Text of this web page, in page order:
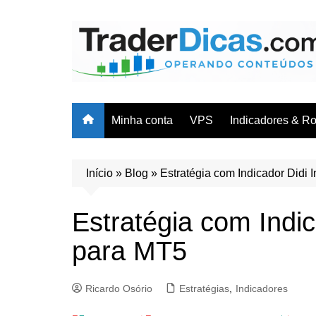
Minha conta VPS Indicadores &
Indicadores
Planilhas
Início » Blog » Estratégia com Indicador Didi
Estratégia com
para MT5
Ricardo Osório Estratégias, Indicadores